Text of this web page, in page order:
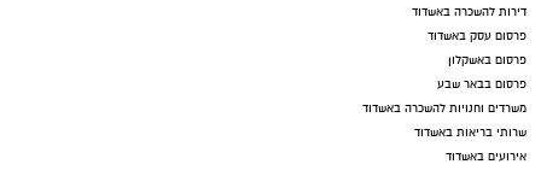
דירות להשכרה באשדוד
פרסום עסק באשדוד
פרסום באשקלון
פרסום בבאר שבע
משרדים וחנויות להשכרה באשדוד
שרותי בריאות באשדוד
אירועים באשדוד